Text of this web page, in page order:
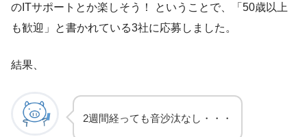
のITサポートとか楽しそう！ ということで、「50歳以上
も歓迎」と書かれている3社に応募しました。
結果、
2週間経っても音沙汰なし・・・